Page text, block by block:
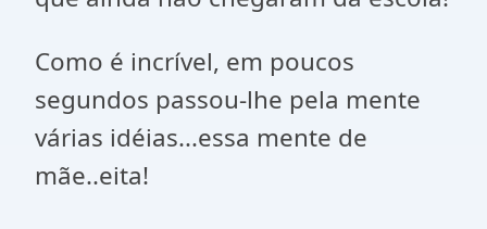
Como é incrível, em poucos
segundos passou-lhe pela mente
várias idéias...essa mente de
mãe..eita!